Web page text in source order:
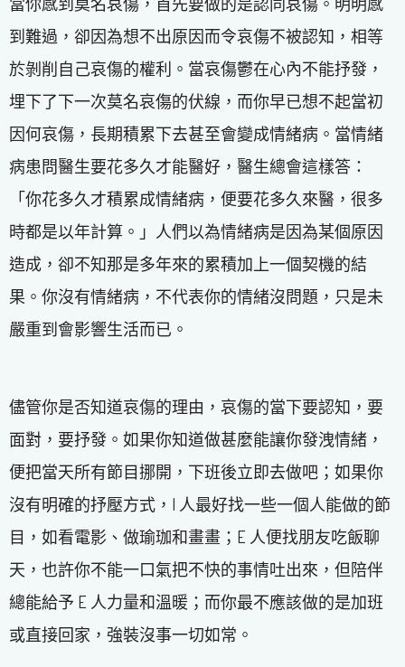
到難過，卻因為想不出原因而令哀傷不被認知，相等
於剝削自己哀傷的權利。當哀傷鬱在心內不能抒發，
埋下了下一次莫名哀傷的伏線，而你早已想不起當初
因何哀傷，長期積累下去甚至會變成情緒病。當情緒
病患問醫生要花多久才能醫好，醫生總會這樣答：
「你花多久才積累成情緒病，便要花多久來醫，很多
時都是以年計算。」人們以為情緒病是因為某個原因
造成，卻不知那是多年來的累積加上一個契機的結
果。你沒有情緒病，不代表你的情緒沒問題，只是未
嚴重到會影響生活而已。
儘管你是否知道哀傷的理由，哀傷的當下要認知，要
面對，要抒發。如果你知道做甚麼能讓你發洩情緒，
便把當天所有節目挪開，下班後立即去做吧；如果你
沒有明確的抒壓方式，I 人最好找一些一個人能做的節
目，如看電影、做瑜珈和畫畫；E 人便找朋友吃飯聊
天，也許你不能一口氣把不快的事情吐出來，但陪伴
總能給予 E 人力量和溫暖；而你最不應該做的是加班
或直接回家，強裝沒事一切如常。